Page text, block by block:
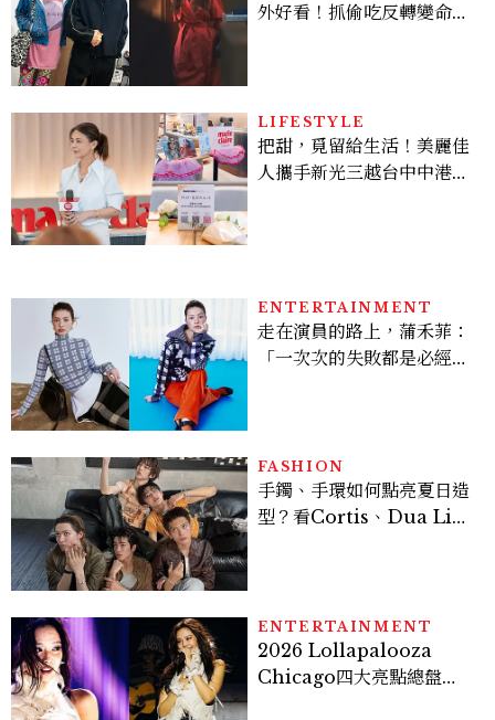
外好看！抓偷吃反轉變命
看點懶人包
LIFESTYLE
把甜，覓留給生活！美麗佳
人攜手新光三越台中中港
ENTERTAINMENT
走在演員的路上，蒲禾菲：
「一次次的失敗都是必經過
FASHION
手鐲、手環如何點亮夏日造
型？看Cortis、Dua Lip
ENTERTAINMENT
2026 Lollapalooza
Chicago四大亮點總盤